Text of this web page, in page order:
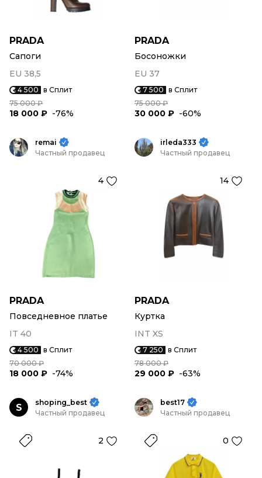
PRADA
Сапоги
EU 38,5
4 500 в Сплит
75 000 ₽
18 000 ₽ -76%
PRADA
Босоножки
EU 37
7 500 в Сплит
75 000 ₽
30 000 ₽ -60%
remai
Частный продавец
4
PRADA
Повседневное платье
IT 40
4 500 в Сплит
70 000 ₽
18 000 ₽ -74%
irleda333
Частный продавец
14
PRADA
Куртка
INT XS
7 250 в Сплит
78 000 ₽
29 000 ₽ -63%
S
shoping_best
Частный продавец
2
best17
Частный продавец
0